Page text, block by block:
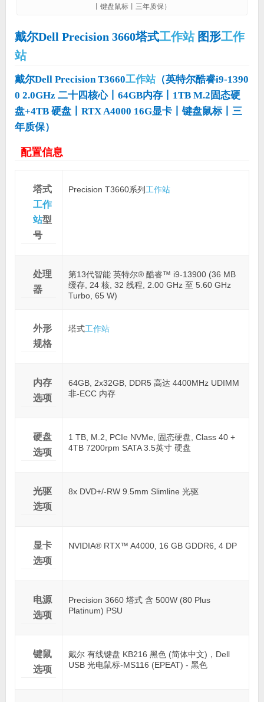
丨键盘鼠标丨三年质保）
戴尔Dell Precision 3660塔式工作站图形工作
站
戴尔Dell Precision T3660工作站（英特尔酷睿i9-1390
0 2.0GHz 二十四核心丨64GB内存丨1TB M.2固态硬
盘+4TB 硬盘丨RTX A4000 16G显卡丨键盘鼠标丨三
年质保）
配置信息
塔式
工作
站型
号
Precision T3660系列 工作站
处理
器
第13代智能 英特尔® 酷睿™ i9-13900 (36 MB
缓存, 24 核, 32 线程, 2.00 GHz 至 5.60 GHz
Turbo, 65 W)
外形
规格
塔式工作站
内存
选项
64GB, 2x32GB, DDR5 高达 4400MHz UDIMM
非-ECC 内存
硬盘
选项
1 TB, M.2, PCIe NVMe, 固态硬盘, Class 40 +
4TB 7200rpm SATA 3.5英寸 硬盘
光驱
选项
8x DVD+/-RW 9.5mm Slimline 光驱
显卡
选项
NVIDIA® RTX™ A4000, 16 GB GDDR6, 4 DP
电源
选项
Precision 3660 塔式 含 500W (80 Plus
Platinum) PSU
键鼠
选项
戴尔 有线键盘 KB216 黑色 (简体中文)，Dell
USB 光电鼠标-MS116 (EPEAT) - 黑色